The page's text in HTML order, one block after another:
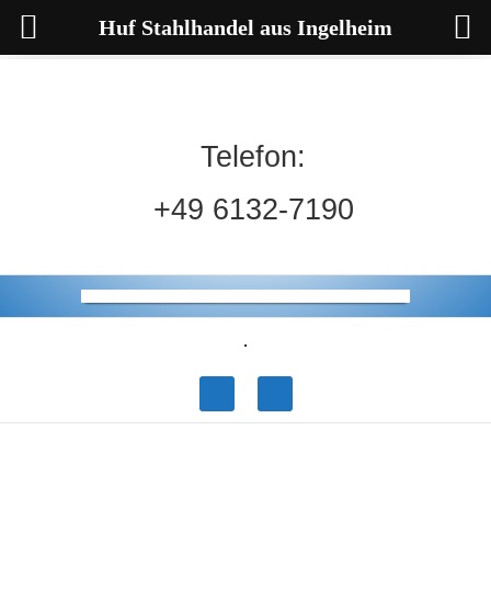
Telefon:
+49 6132-7190
.
Huf Stahlhandel aus Ingelheim